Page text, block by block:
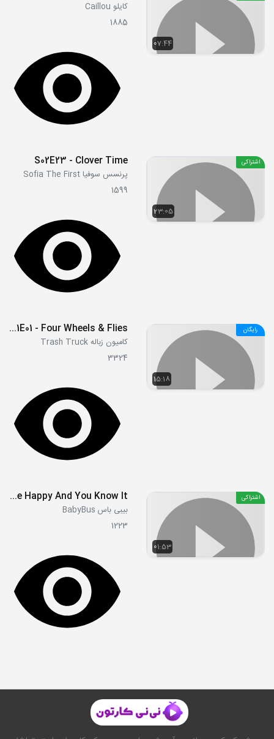
07:44
کایلو Caillou
1885
23:05
اشتراکی S02E23 - Clover Time
پرنسس سوفیا Sofia The First
1599
15:18
رایگان S01E01 - Four Wheels & Flies
کامیون زباله Trash Truck
3324
01:53
اشتراکی If You're Happy And You Know It
بیبی باس BabyBus
1223